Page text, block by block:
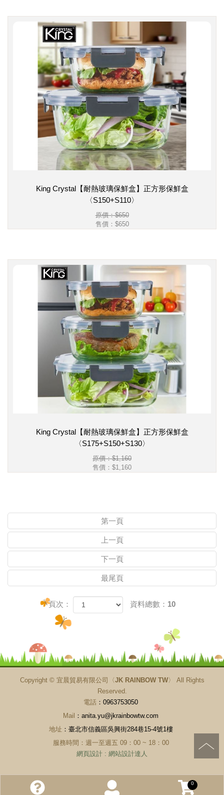
King Crystal【耐熱玻璃保鮮盒】正方形保鮮盒
〈S150+S110〉
原價：$650
售價： $650
King Crystal【耐熱玻璃保鮮盒】正方形保鮮盒
〈S175+S150+S130〉
原價：$1,160
售價： $1,160
第一頁
上一頁
下一頁
最尾頁
頁次： 資料總數：10
0
Copyright © 宜晨貿易有限公司〈JK RAINBOW TW〉
All Rights
Reserved.
電話 ：0963753050
Mail ：anita.yu@jkrainbowtw.com
地址 ：臺北市信義區吳興街284巷15-4號1樓
服務時間：週一至週五 09：00 ~ 18：00
網頁設計 : 網站設計達人